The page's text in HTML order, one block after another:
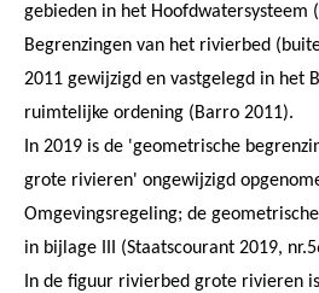
gebieden in het Hoofdwatersysteem
Begrenzingen van het rivierbed
2011 gewijzigd en vastgelegd in het
ruimtelijke ordening (Barro 2011).
In 2019 is de 'geometrische
grote rivieren' ongewijzigd
Omgevingsregeling; de
in bijlage III (Staatscourant 2019,
In de figuur rivierbed grote rivieren